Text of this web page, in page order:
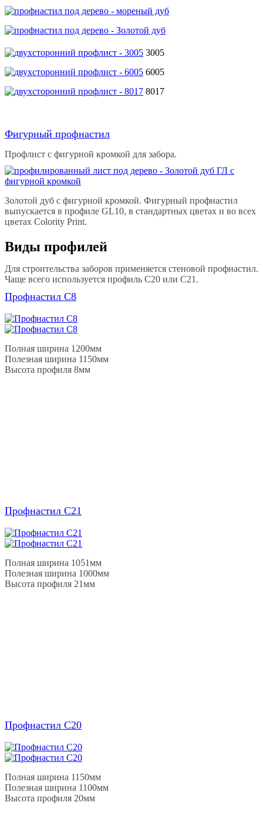
3005
6005
8017
Фигурный профнастил
Профлист с фигурной кромкой для забора.
Золотой дуб с фигурной кромкой. Фигурный профнастил
выпускается в профиле GL10, в стандартных цветах и во всех
цветах Colority Print.
Виды профилей
Для строительства заборов применяется стеновой профнастил.
Чаще всего используется профиль С20 или С21.
Профнастил С8
Полная ширина 1200мм
Полезная ширина 1150мм
Высота профиля 8мм
Профнастил С21
Полная ширина 1051мм
Полезная ширина 1000мм
Высота профиля 21мм
Профнастил С20
Полная ширина 1150мм
Полезная ширина 1100мм
Высота профиля 20мм